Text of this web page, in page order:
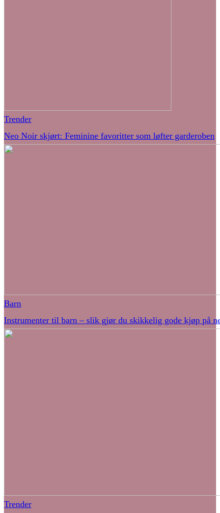
Trender
Neo Noir skjørt: Feminine favoritter som løfter garderoben
Barn
Instrumenter til barn – slik gjør du skikkelig gode kjøp på
Trender